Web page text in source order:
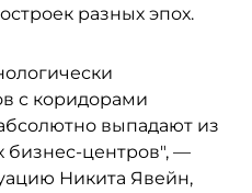
разных эпох.
с коридорами
выпадают из
бизнес-центров", —
Никита Явейн,